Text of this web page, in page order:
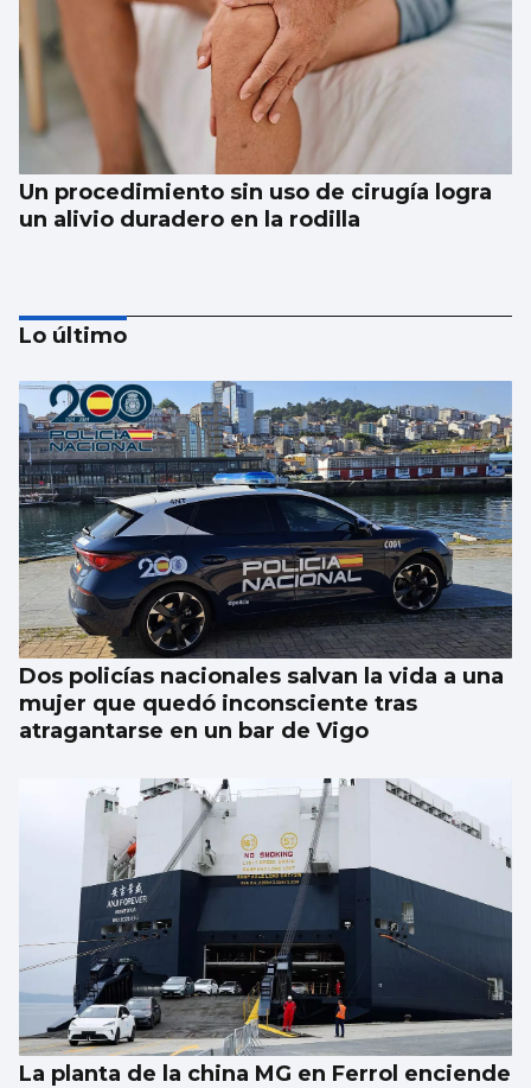
Un procedimiento sin uso de cirugía logra
un alivio duradero en la rodilla
Multa millonaria a Meta por dañar la salud
de los jóvenes
Lo último
Dos policías nacionales salvan la vida a una
mujer que quedó inconsciente tras
atragantarse en un bar de Vigo
La planta de la china MG en Ferrol enciende